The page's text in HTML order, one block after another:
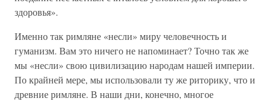
здоровья».
Именно так римляне «несли» миру человечность и
гуманизм. Вам это ничего не напоминает? Точно так же
мы «несли» свою цивилизацию народам нашей империи.
По крайней мере, мы использовали ту же риторику, что и
древние римляне. В наши дни, конечно, многое